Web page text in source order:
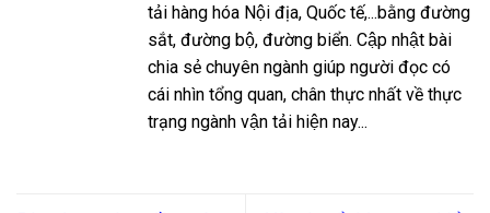
tải hàng hóa Nội địa, Quốc tế,...bằng đường
sắt, đường bộ, đường biển. Cập nhật bài
chia sẻ chuyên ngành giúp người đọc có
cái nhìn tổng quan, chân thực nhất về thực
trạng ngành vận tải hiện nay...